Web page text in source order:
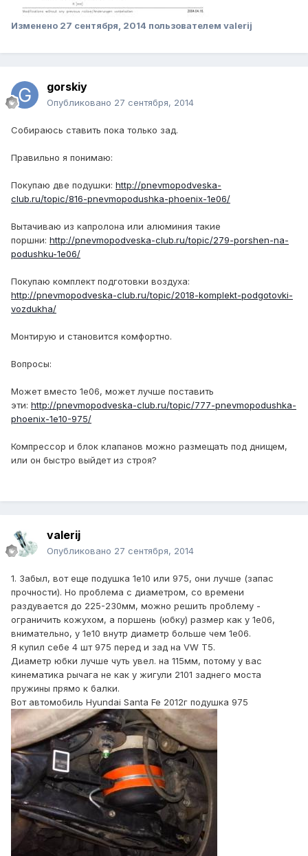
Изменено 27 сентября, 2014 пользователем valerij
gorskiy
Опубликовано 27 сентября, 2014
Собираюсь ставить пока только зад.
Правильно я понимаю:
Покупаю две подушки: http://pnevmopodveska-
club.ru/topic/816-pnevmopodushka-phoenix-1e06/
Вытачиваю из капролона или алюминия такие
поршни: http://pnevmopodveska-club.ru/topic/279-porshen-na-
podushku-1e06/
Покупаю комплект подготовки воздуха:
http://pnevmopodveska-club.ru/topic/2018-komplekt-podgotovki-
vozdukha/
Монтирую и становится комфортно.
Вопросы:
Может вместо 1е06, может лучше поставить
эти: http://pnevmopodveska-club.ru/topic/777-pnevmopodushka-
phoenix-1e10-975/
Компрессор и блок клапанов можно размещать под днищем,
или он быстро выйдет из строя?
valerij
Опубликовано 27 сентября, 2014
1. Забыл, вот еще подушка 1е10 или 975, они лучше (запас
прочности). Но проблема с диаметром, со времени
раздувается до 225-230мм, можно решить проблему -
ограничить кожухом, а поршень (юбку) размер как у 1е06,
внимательно, у 1е10 внутр диаметр больше чем 1е06.
Я купил себе 4 шт 975 перед и зад на VW T5.
Диаметр юбки лучше чуть увел. на 115мм, потому у вас
кинематика рычага не как у жигули 2101 заднего моста
пружины прямо к балки.
Вот автомобиль Hyundai Santa Fe 2012г подушка 975